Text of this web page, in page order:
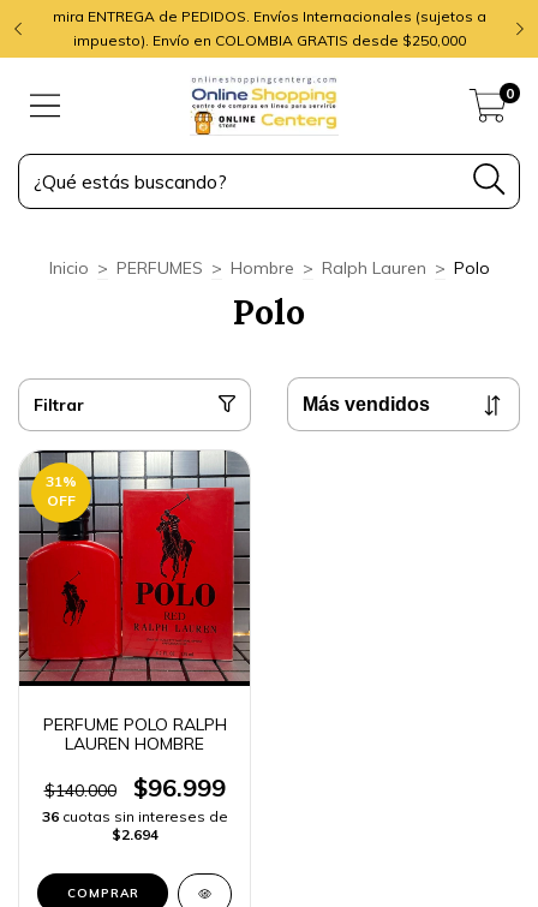
mira ENTREGA de PEDIDOS. Envíos Internacionales (sujetos a
impuesto). Envío en COLOMBIA GRATIS desde $250,000
0
Inicio > PERFUMES > Hombre > Ralph Lauren > Polo
Polo
Filtrar
31%
OFF
PERFUME POLO RALPH
LAUREN HOMBRE
$140.000 $96.999
36 cuotas sin intereses de
$2.694
COMPRAR